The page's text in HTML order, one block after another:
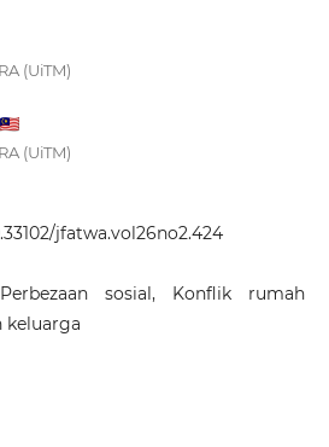
(UiTM)
(UiTM)
jfatwa.vol26no2.424
sosial, Konflik rumah
keluarga